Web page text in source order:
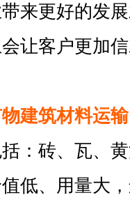
来更好的发
让客户更加
建筑材料运
：砖、瓦、
低、用量大